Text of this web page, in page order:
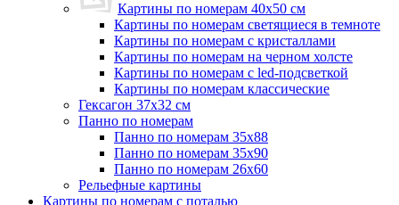
Картины по номерам 40х50 см
Картины по номерам светящиеся в темноте
Картины по номерам с кристаллами
Картины по номерам на черном холсте
Картины по номерам с led-подсветкой
Картины по номерам классические
Гексагон 37х32 см
Панно по номерам
Панно по номерам 35х88
Панно по номерам 35х90
Панно по номерам 26х60
Рельефные картины
Картины по номерам с поталью